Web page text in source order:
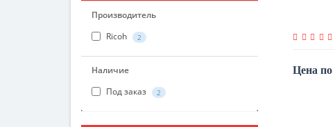
Производитель
Ricoh
2
Наличие
Под заказ
2
Цена по